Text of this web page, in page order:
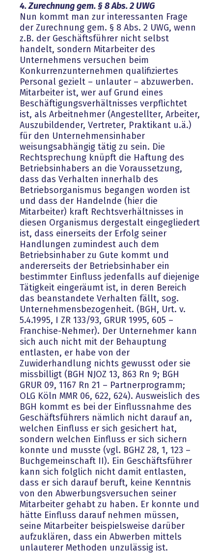
4. Zurechnung gem. § 8 Abs. 2 UWG
Nun kommt man zur interessanten Frage
der Zurechnung gem. § 8 Abs. 2 UWG, wenn
z.B. der Geschäftsführer nicht selbst
handelt, sondern Mitarbeiter des
Unternehmens versuchen beim
Konkurrenzunternehmen qualifiziertes
Personal gezielt – unlauter – abzuwerben.
Mitarbeiter ist, wer auf Grund eines
Beschäftigungsverhältnisses verpflichtet
ist, als Arbeitnehmer (Angestellter, Arbeiter,
Auszubildender, Vertreter, Praktikant u.ä.)
für den Unternehmensinhaber
weisungsabhängig tätig zu sein. Die
Rechtsprechung knüpft die Haftung des
Betriebsinhabers an die Voraussetzung,
dass das Verhalten innerhalb des
Betriebsorganismus begangen worden ist
und dass der Handelnde (hier die
Mitarbeiter) kraft Rechtsverhältnisses in
diesen Organismus dergestalt eingegliedert
ist, dass einerseits der Erfolg seiner
Handlungen zumindest auch dem
Betriebsinhaber zu Gute kommt und
andererseits der Betriebsinhaber ein
bestimmter Einfluss jedenfalls auf diejenige
Tätigkeit eingeräumt ist, in deren Bereich
das beanstandete Verhalten fällt, sog.
Unternehmensbezogenheit. (BGH, Urt. v.
5.4.1995, I ZR 133/93, GRUR 1995, 605 –
Franchise-Nehmer). Der Unternehmer kann
sich auch nicht mit der Behauptung
entlasten, er habe von der
Zuwiderhandlung nichts gewusst oder sie
missbilligt (BGH NJOZ 13, 863 Rn 9; BGH
GRUR 09, 1167 Rn 21 – Partnerprogramm;
OLG Köln MMR 06, 622, 624). Ausweislich des
BGH kommt es bei der Einflussnahme des
Geschäftsführers nämlich nicht darauf an,
welchen Einfluss er sich gesichert hat,
sondern welchen Einfluss er sich sichern
konnte und musste (vgl. BGHZ 28, 1, 123 –
Buchgemeinschaft II). Ein Geschäftsführer
kann sich folglich nicht damit entlasten,
dass er sich darauf beruft, keine Kenntnis
von den Abwerbungsversuchen seiner
Mitarbeiter gehabt zu haben. Er konnte und
hätte Einfluss darauf nehmen müssen,
seine Mitarbeiter beispielsweise darüber
aufzuklären, dass ein Abwerben mittels
unlauterer Methoden unzulässig ist.